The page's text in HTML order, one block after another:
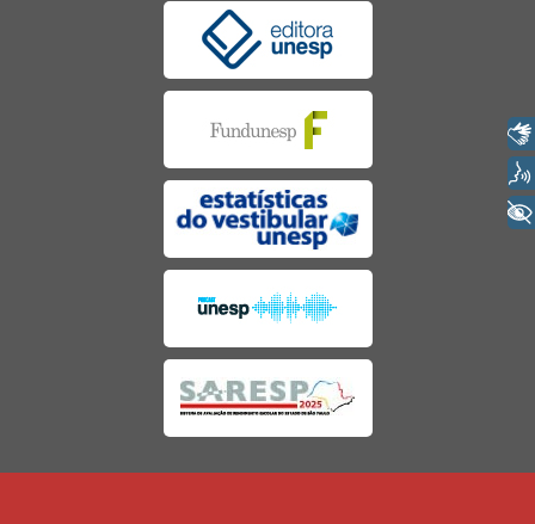
+ Acessibilidade